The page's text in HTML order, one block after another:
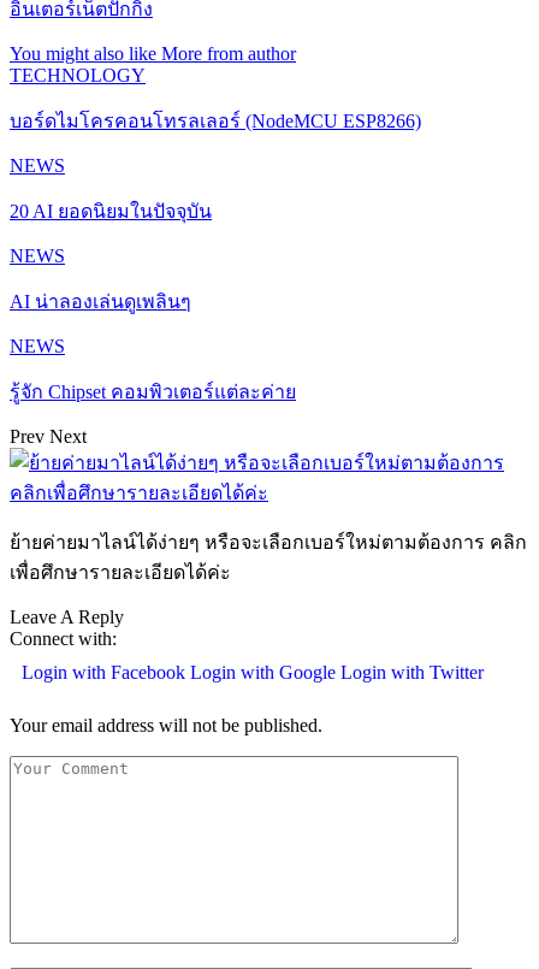
อินเตอร์เน็ตปักกิ่ง
You might also like More from author
TECHNOLOGY
บอร์ดไมโครคอนโทรลเลอร์ (NodeMCU ESP8266)
NEWS
20 AI ยอดนิยมในปัจจุบัน
NEWS
AI น่าลองเล่นดูเพลินๆ
NEWS
รู้จัก Chipset คอมพิวเตอร์แต่ละค่าย
Prev Next
ย้ายค่ายมาไลน์ได้ง่ายๆ หรือจะเลือกเบอร์ใหม่ตามต้องการ คลิก
เพื่อศึกษารายละเอียดได้ค่ะ
Leave A Reply
Connect with:
Login with Facebook Login with Google Login with Twitter
Your email address will not be published.